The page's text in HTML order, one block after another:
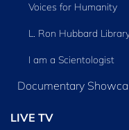
Voices for Humanity
L. Ron Hubbard
I am a Scientologist
Documentary
LIVE TV